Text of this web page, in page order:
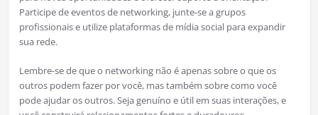
Participe de eventos de networking, junte-se a grupos
profissionais e utilize plataformas de mídia social para expandir
sua rede.
Lembre-se de que o networking não é apenas sobre o que os
outros podem fazer por você, mas também sobre como você
pode ajudar os outros. Seja genuíno e útil em suas interações, e